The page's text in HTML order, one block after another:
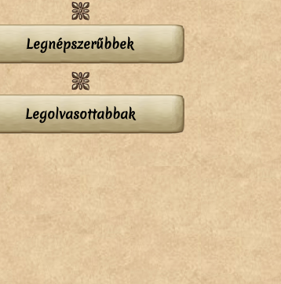
Legnépszerűbbek
Legolvasottabbak